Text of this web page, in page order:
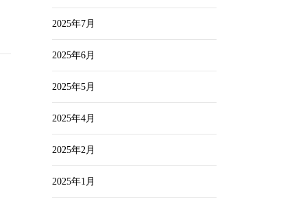
2025年7月
2025年6月
2025年5月
2025年4月
2025年2月
2025年1月